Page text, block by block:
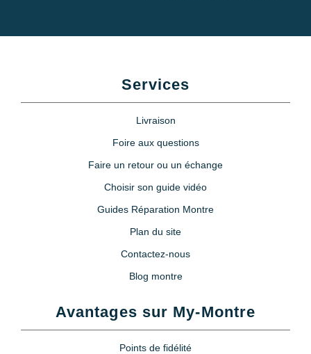
Services
Livraison
Foire aux questions
Faire un retour ou un échange
Choisir son guide vidéo
Guides Réparation Montre
Plan du site
Contactez-nous
Blog montre
Avantages sur My-Montre
Points de fidélité